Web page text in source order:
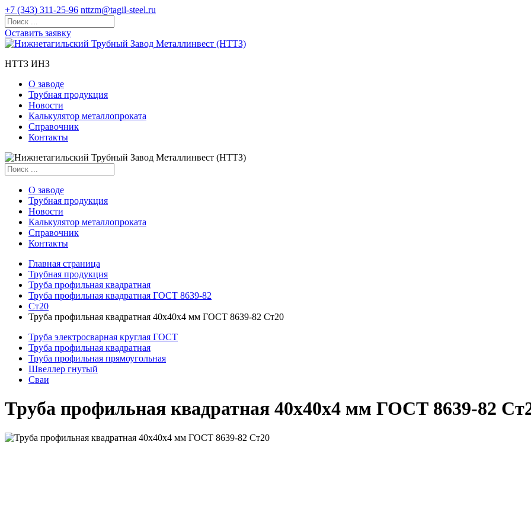
+7 (343) 311-25-96 nttzm@tagil-steel.ru
Оставить заявку
НТТЗ ИНЗ
О заводе
Трубная продукция
Новости
Калькулятор металлопроката
Справочник
Контакты
О заводе
Трубная продукция
Новости
Калькулятор металлопроката
Справочник
Контакты
Главная страница
Трубная продукция
Труба профильная квадратная
Труба профильная квадратная ГОСТ 8639-82
Ст20
Труба профильная квадратная 40x40x4 мм ГОСТ 8639-82 Ст20
Труба электросварная круглая ГОСТ
Труба профильная квадратная
Труба профильная прямоугольная
Швеллер гнутый
Сваи
Труба профильная квадратная 40x40x4 мм ГОСТ 8639-82